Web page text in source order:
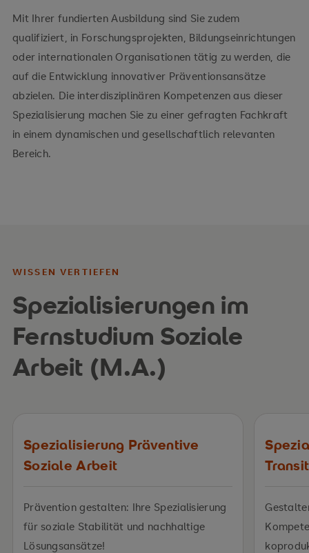
Mit Ihrer fundierten Ausbildung sind Sie zudem
qualifiziert, in Forschungsprojekten, Bildungseinrichtungen
oder internationalen Organisationen tätig zu werden, die
auf die Entwicklung innovativer Präventionsansätze
abzielen. Die interdisziplinären Kompetenzen aus dieser
Spezialisierung machen Sie zu einer gefragten Fachkraft
in einem dynamischen und gesellschaftlich relevanten
Bereich.
WISSEN VERTIEFEN
Spezialisierungen im
Fernstudium Soziale
Arbeit (M.A.)
Spezialisierung Präventive
Soziale Arbeit
Prävention gestalten: Ihre Spezialisierung
für soziale Stabilität und nachhaltige
Lösungsansätze!